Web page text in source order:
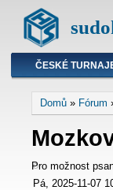
ČESKÉ
Domů » Fórum
Pro možnost
Pá, 2025-11-07